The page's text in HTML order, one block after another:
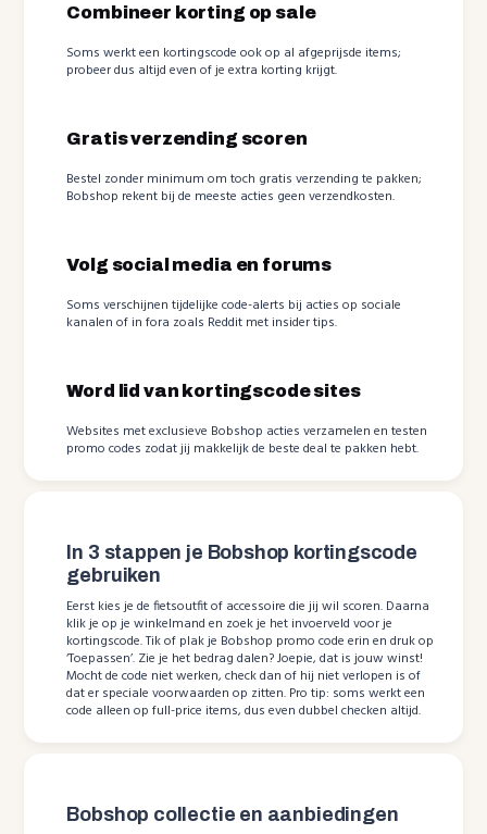
Combineer korting op sale
Soms werkt een kortingscode ook op al afgeprijsde items;
probeer dus altijd even of je extra korting krijgt.
Gratis verzending scoren
Bestel zonder minimum om toch gratis verzending te pakken;
Bobshop rekent bij de meeste acties geen verzendkosten.
Volg social media en forums
Soms verschijnen tijdelijke code-alerts bij acties op sociale
kanalen of in fora zoals Reddit met insider tips.
Word lid van kortingscode sites
Websites met exclusieve Bobshop acties verzamelen en testen
promo codes zodat jij makkelijk de beste deal te pakken hebt.
In 3 stappen je Bobshop kortingscode
gebruiken
Eerst kies je de fietsoutfit of accessoire die jij wil scoren. Daarna
klik je op je winkelmand en zoek je het invoerveld voor je
kortingscode. Tik of plak je Bobshop promo code erin en druk op
‘Toepassen’. Zie je het bedrag dalen? Joepie, dat is jouw winst!
Mocht de code niet werken, check dan of hij niet verlopen is of
dat er speciale voorwaarden op zitten. Pro tip: soms werkt een
code alleen op full-price items, dus even dubbel checken altijd.
Bobshop collectie en aanbiedingen